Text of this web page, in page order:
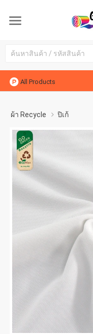
All Products
ผ้า Recycle ปิเก้